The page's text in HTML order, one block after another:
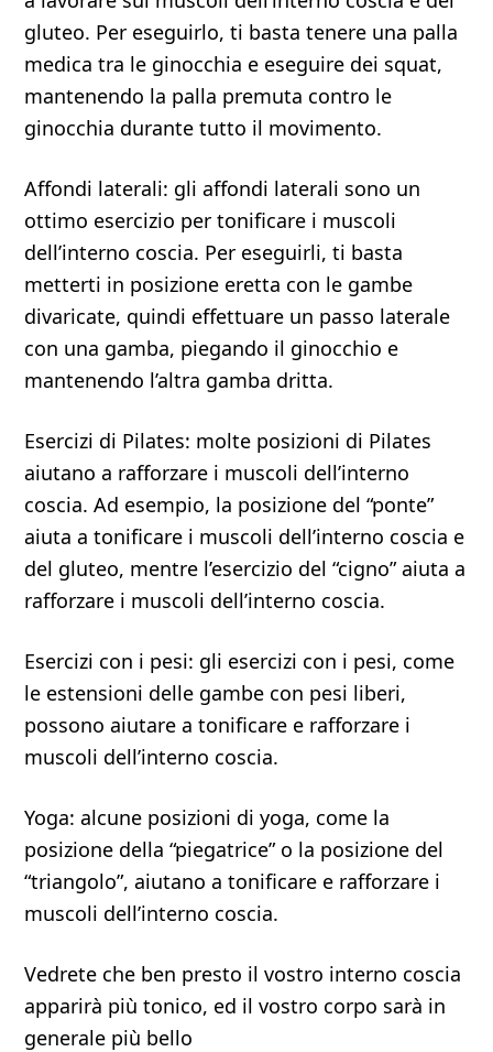
gluteo. Per eseguirlo, ti basta tenere una palla
medica tra le ginocchia e eseguire dei squat,
mantenendo la palla premuta contro le
ginocchia durante tutto il movimento.
Affondi laterali: gli affondi laterali sono un
ottimo esercizio per tonificare i muscoli
dell’interno coscia. Per eseguirli, ti basta
metterti in posizione eretta con le gambe
divaricate, quindi effettuare un passo laterale
con una gamba, piegando il ginocchio e
mantenendo l’altra gamba dritta.
Esercizi di Pilates: molte posizioni di Pilates
aiutano a rafforzare i muscoli dell’interno
coscia. Ad esempio, la posizione del “ponte”
aiuta a tonificare i muscoli dell’interno coscia e
del gluteo, mentre l’esercizio del “cigno” aiuta a
rafforzare i muscoli dell’interno coscia.
Esercizi con i pesi: gli esercizi con i pesi, come
le estensioni delle gambe con pesi liberi,
possono aiutare a tonificare e rafforzare i
muscoli dell’interno coscia.
Yoga: alcune posizioni di yoga, come la
posizione della “piegatrice” o la posizione del
“triangolo”, aiutano a tonificare e rafforzare i
muscoli dell’interno coscia.
Vedrete che ben presto il vostro interno coscia
apparirà più tonico, ed il vostro corpo sarà in
generale più bello